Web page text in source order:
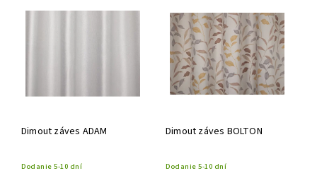
Najpredávanejšie
Abecedne
Dimout záves ADAM
Dodanie 5-10 dní
Dimout záves BOLTON
Dodanie 5-10 dní